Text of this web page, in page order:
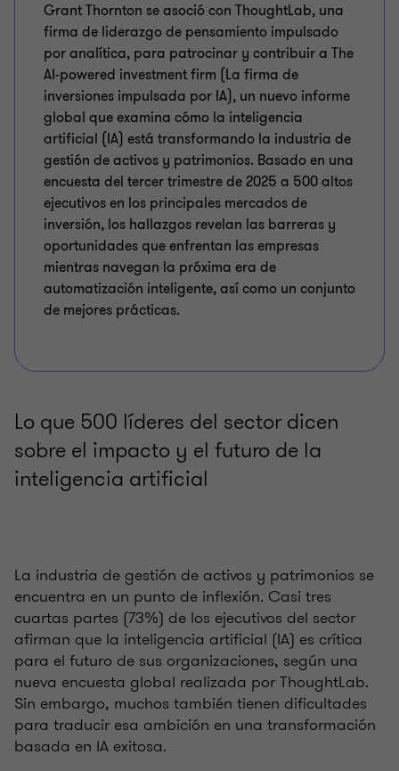
Grant Thornton se asoció con ThoughtLab, una
firma de liderazgo de pensamiento impulsado
por analítica, para patrocinar y contribuir a The
AI-powered investment firm (La firma de
inversiones impulsada por IA), un nuevo informe
global que examina cómo la inteligencia
artificial (IA) está transformando la industria de
gestión de activos y patrimonios. Basado en una
encuesta del tercer trimestre de 2025 a 500 altos
ejecutivos en los principales mercados de
inversión, los hallazgos revelan las barreras y
oportunidades que enfrentan las empresas
mientras navegan la próxima era de
automatización inteligente, así como un conjunto
de mejores prácticas.
Lo que 500 líderes del sector dicen
sobre el impacto y el futuro de la
inteligencia artificial
La industria de gestión de activos y patrimonios se
encuentra en un punto de inflexión. Casi tres
cuartas partes (73%) de los ejecutivos del sector
afirman que la inteligencia artificial (IA) es crítica
para el futuro de sus organizaciones, según una
nueva encuesta global realizada por ThoughtLab.
Sin embargo, muchos también tienen dificultades
para traducir esa ambición en una transformación
basada en IA exitosa.